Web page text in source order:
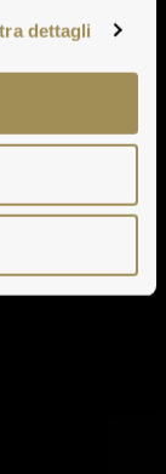
dettagli